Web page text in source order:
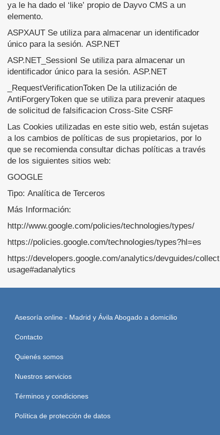
ya le ha dado el ‘like’ propio de Dayvo CMS a un
elemento.
ASPXAUT Se utiliza para almacenar un identificador
único para la sesión. ASP.NET
ASP.NET_SessionI Se utiliza para almacenar un
identificador único para la sesión. ASP.NET
_RequestVerificationToken De la utilización de
AntiForgeryToken que se utiliza para prevenir ataques
de solicitud de falsificacion Cross-Site CSRF
Las Cookies utilizadas en este sitio web, están sujetas
a los cambios de políticas de sus propietarios, por lo
que se recomienda consultar dichas políticas a través
de los siguientes sitios web:
GOOGLE
Tipo: Analítica de Terceros
Más Información:
http://www.google.com/policies/technologies/types/
https://policies.google.com/technologies/types?hl=es
https://developers.google.com/analytics/devguides/
usage#adanalytics
Asesoría online - Madrid y Ávila Abogado a domicilio
Contacto
Quienés somos
Nuestros servicios
Términos y condiciones
Política de protección de datos